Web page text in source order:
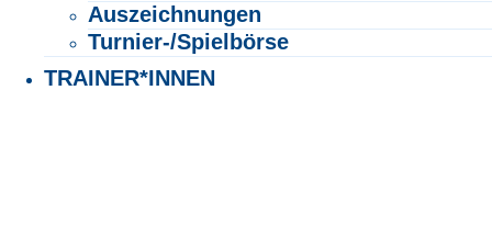
Auszeichnungen
Turnier-/Spielbörse
TRAINER*INNEN